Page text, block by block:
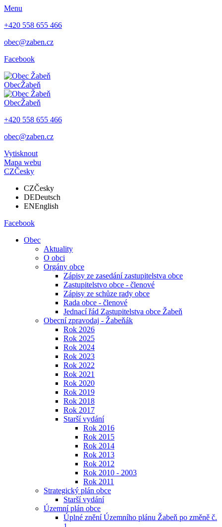
Menu
+420 558 655 466
obec@zaben.cz
Facebook
ObecŽabeň
ObecŽabeň
+420 558 655 466
obec@zaben.cz
Vytisknout
Mapa webu
CZČesky
CZČesky
DEDeutsch
ENEnglish
Facebook
Obec
Aktuality
O obci
Orgány obce
Zápisy ze zasedání zastupitelstva obce
Zastupitelstvo obce - členové
Zápisy ze schůze rady obce
Rada obce - členové
Jednací řád Zastupitelstva obce Žabeň
Obecní zpravodaj - Žabeňák
Rok 2026
Rok 2025
Rok 2024
Rok 2023
Rok 2022
Rok 2021
Rok 2020
Rok 2019
Rok 2018
Rok 2017
Starší vydání
Rok 2016
Rok 2015
Rok 2014
Rok 2013
Rok 2012
Rok 2010 - 2003
Rok 2011
Strategický plán obce
Starší vydání
Územní plán obce
Úplné znění Územního plánu Žabeň po změně č.